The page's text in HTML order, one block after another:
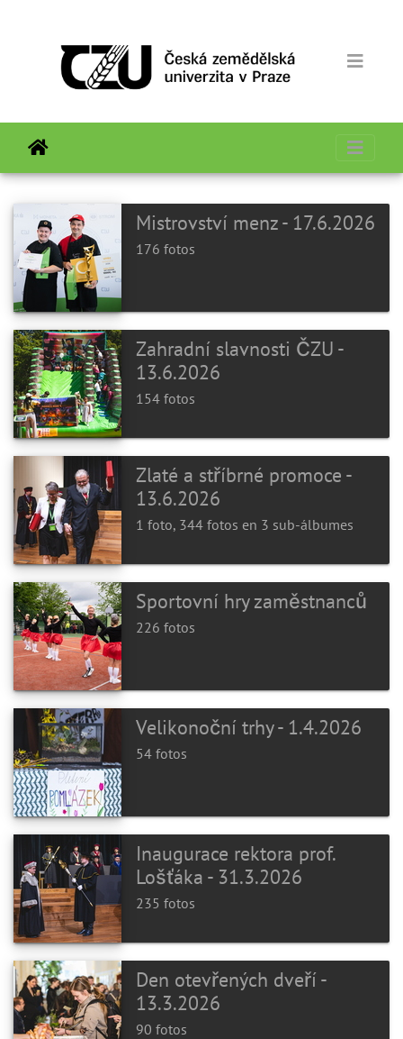
Mistrovství menz - 17.6.2026
176 fotos
Zahradní slavnosti ČZU -
13.6.2026
154 fotos
Zlaté a stříbrné promoce -
13.6.2026
1 foto, 344 fotos en 3 sub-álbumes
Sportovní hry zaměstnanců
226 fotos
Velikonoční trhy - 1.4.2026
54 fotos
Inaugurace rektora prof.
Lošťáka - 31.3.2026
235 fotos
Den otevřených dveří -
13.3.2026
90 fotos